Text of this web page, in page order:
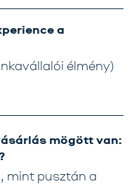
a
élmény)
mögött van:
mint pusztán a